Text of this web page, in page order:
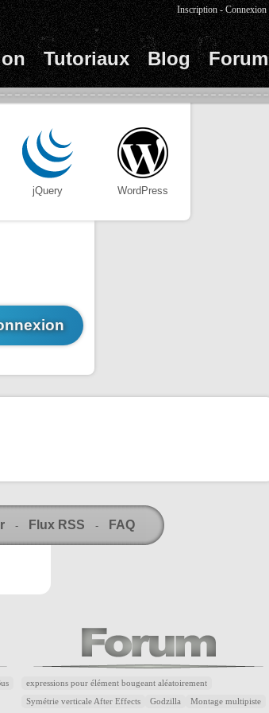
Tutoriaux Blog Forum
Inscription -Connexion
jQuery WordPress
- Flux RSS - FAQ
expressions pour élément bougeant aléatoirement
Symétrie verticale After Effects Godzilla Montage multipiste